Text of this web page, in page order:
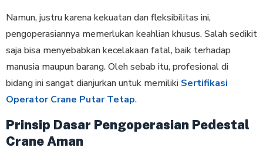
Namun, justru karena kekuatan dan fleksibilitas ini,
pengoperasiannya memerlukan keahlian khusus. Salah sedikit
saja bisa menyebabkan kecelakaan fatal, baik terhadap
manusia maupun barang. Oleh sebab itu, profesional di
bidang ini sangat dianjurkan untuk memiliki Sertifikasi
Operator Crane Putar Tetap.
Prinsip Dasar Pengoperasian Pedestal
Crane Aman